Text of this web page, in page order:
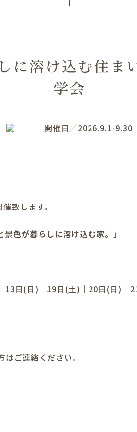
に溶け込む住ま
学会
開催日／2026.9.1-9.30
致します。
色が暮らしに溶け込む家。」
日(日)｜19日(土)｜20日(日)｜
ご連絡ください。